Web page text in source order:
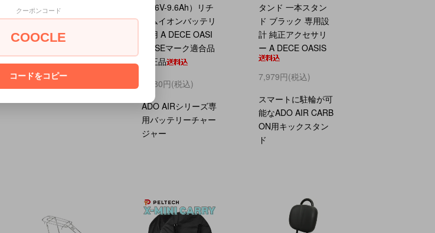
ー
ンド付きペダル
（36V-9.6Ah）リチ
ウムイオンバッテリ
ー用 A DECE OASI
S PSEマーク適合品
純正品
6,980円(税込)
ADO AIRシリーズ専
用バッテリーチャー
ジャー
タンド 一本スタン
ド ブラック 専用設
計 純正アクセサリ
ー A DECE OASIS
7,979円(税込)
スマートに駐輪が可
能なADO AIR CARB
ON用キックスタン
ド
クーポンコード
COOCLE
コードをコピー